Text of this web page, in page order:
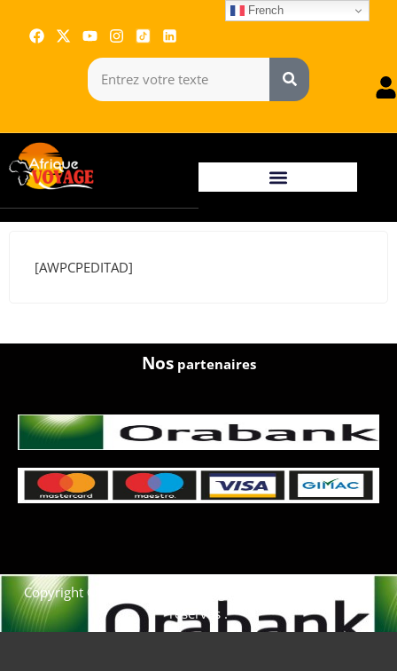
[AWPCPEDITAD]
Nospartenaires
Copyright © 2021. Afrique-voyage-découverte tous droits
réservés .
French